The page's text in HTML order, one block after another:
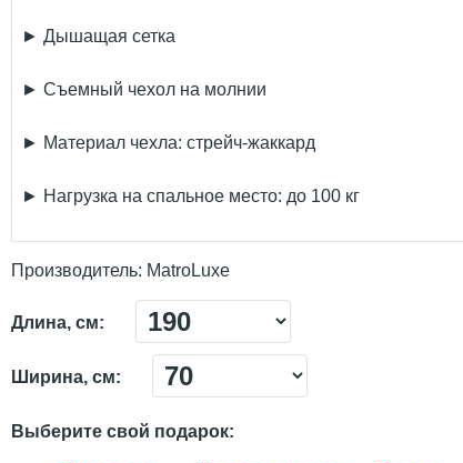
► Дышащая сетка
► Съемный чехол на молнии
► Материал чехла: стрейч-жаккард
► Нагрузка на спальное место: до 100 кг
Производитель: MatroLuxe
Длина, см:
Ширина, см:
Выберите свой подарок: